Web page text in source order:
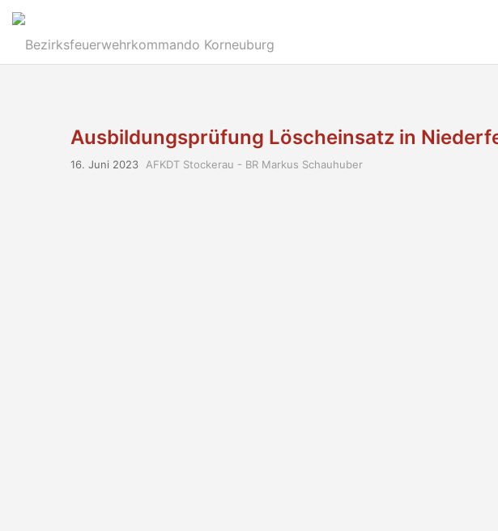
Ausbildungsprüfung Löscheinsatz in
16. Juni 2023 AFKDT Stockerau - BR Markus Schauhuber